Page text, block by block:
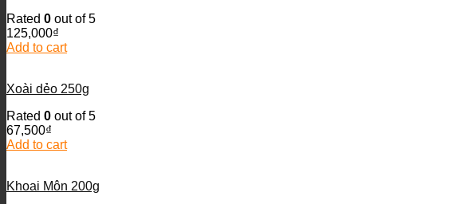
Rated 0 out of 5
125,000₫
Add to cart
Xoài dẻo 250g
Rated 0 out of 5
67,500₫
Add to cart
Khoai Môn 200g